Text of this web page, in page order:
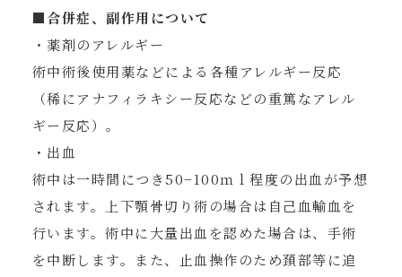
■合併症、副作用について
・薬剤のアレルギー
術中術後使用薬などによる各種アレルギー反応
（稀にアナフィラキシー反応などの重篤なアレル
ギー反応）。
・出血
術中は一時間につき50−100ｍｌ程度の出血が予想
されます。上下顎骨切り術の場合は自己血輸血を
行います。術中に大量出血を認めた場合は、手術
を中断します。また、止血操作のため頚部等に追